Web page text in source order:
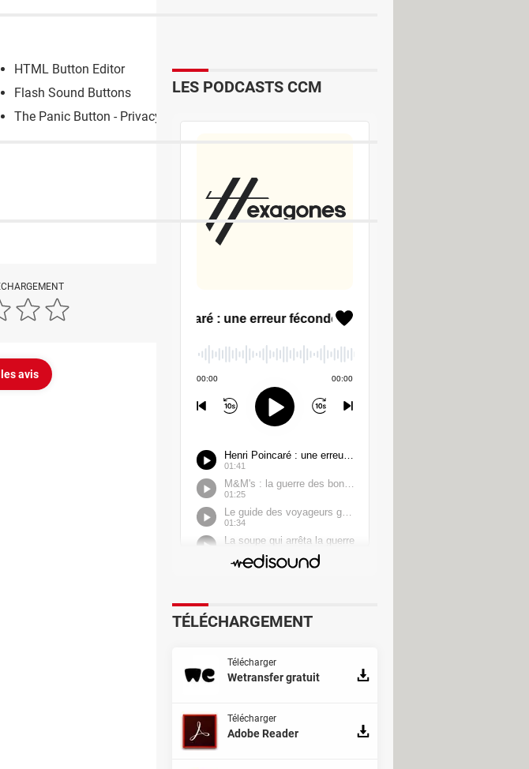
HTML Button Editor
Flash Sound Buttons
The Panic Button - Privacy Software
avis
LES PODCASTS CCM
TÉLÉCHARGEMENT
Télécharger
Wetransfer gratuit
Télécharger
Adobe Reader